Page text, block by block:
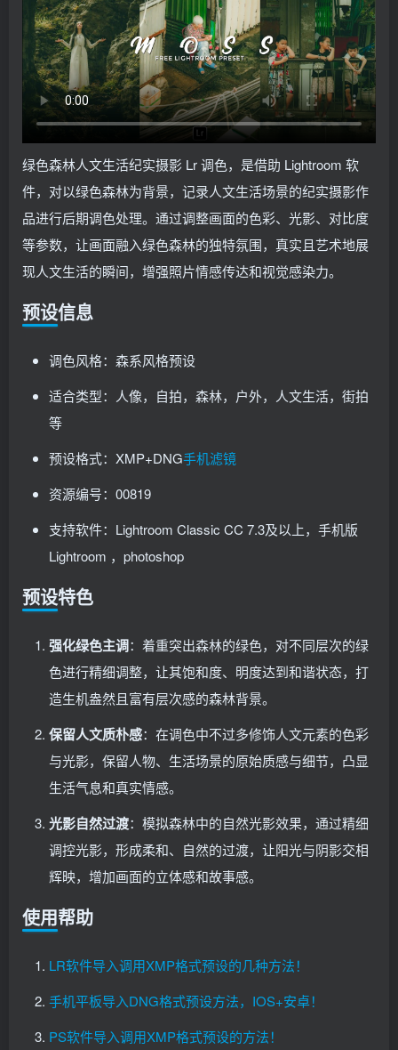
绿色森林人文生活纪实摄影 Lr 调色，是借助 Lightroom 软
件，对以绿色森林为背景，记录人文生活场景的纪实摄影作
品进行后期调色处理。通过调整画面的色彩、光影、对比度
等参数，让画面融入绿色森林的独特氛围，真实且艺术地展
现人文生活的瞬间，增强照片情感传达和视觉感染力。
预设信息
调色风格：森系风格预设
适合类型：人像，自拍，森林，户外，人文生活，街拍
等
预设格式：XMP+DNG手机滤镜
资源编号：00819
支持软件：Lightroom Classic CC 7.3及以上，手机版
Lightroom ，photoshop
预设特色
强化绿色主调：着重突出森林的绿色，对不同层次的绿
色进行精细调整，让其饱和度、明度达到和谐状态，打
造生机盎然且富有层次感的森林背景。
保留人文质朴感：在调色中不过多修饰人文元素的色彩
与光影，保留人物、生活场景的原始质感与细节，凸显
生活气息和真实情感。
光影自然过渡：模拟森林中的自然光影效果，通过精细
调控光影，形成柔和、自然的过渡，让阳光与阴影交相
辉映，增加画面的立体感和故事感。
使用帮助
LR软件导入调用XMP格式预设的几种方法！
手机平板导入DNG格式预设方法，IOS+安卓！
PS软件导入调用XMP格式预设的方法！